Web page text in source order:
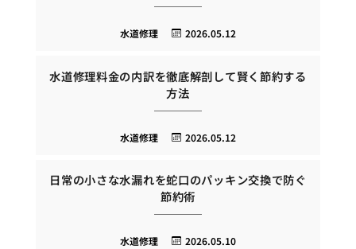
2026.05.12
水道修理
水道修理料金の内訳を徹底解剖して賢く節約する
方法
2026.05.12
水道修理
日常の小さな水漏れを蛇口のパッキン交換で防ぐ
節約術
2026.05.10
水道修理